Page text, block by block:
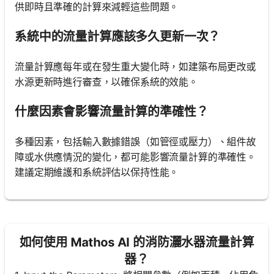
供即時且準確的計算來減輕這些問題。
系統中的流量計算應該多久更新一次？
流量計算應每年或在發生重大變化時，如建築布局更改或
水源更新時進行審查，以確保系統的效能。
什麼因素會影響流量計算的準確性？
多種因素，包括輸入數據錯誤（如管徑或壓力）、組件故
障或水供應情況的變化，都可能影響流量計算的準確性。
建議定期維護和系統評估以保持性能。
如何使用 Mathos AI 的消防灑水器流量計算
器？